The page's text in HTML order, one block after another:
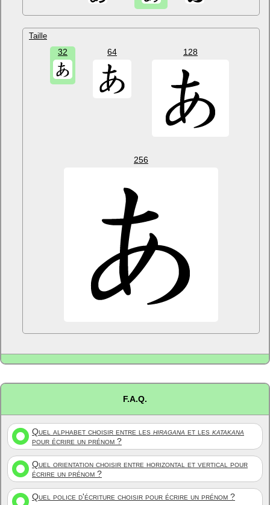
Taille
32 64 128
256
F.A.Q.
Quel alphabet choisir entre les hiragana et les katakana
pour écrire un prénom ?
Quel orientation choisir entre horizontal et vertical pour
écrire un prénom ?
Quel police d'écriture choisir pour écrire un prénom ?